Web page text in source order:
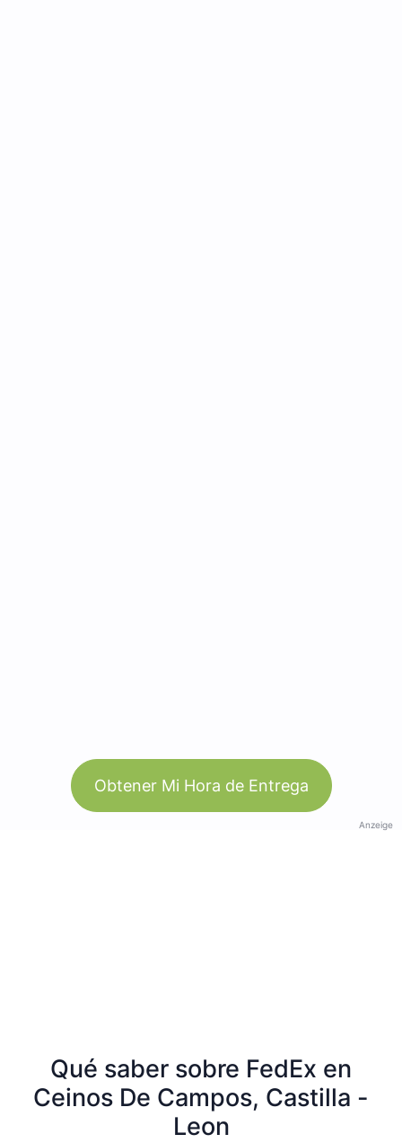
Obtener Mi Hora de Entrega
Anzeige
Qué saber sobre FedEx en
Ceinos De Campos, Castilla -
Leon